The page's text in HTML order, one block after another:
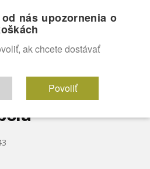
nás upozornenia o
ak chcete dostávať
Povoliť